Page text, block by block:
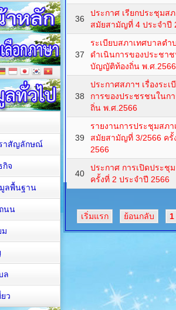
36
ประกาศ เรียกประชุมส
สมัยสามัญที่ 4 ประจำปี
37
ระเบียบสภาเทศบาลต
ดำเนินการของประชา
บัญญัติท้องถิ่น พ.ศ.2566
38
ประกาศสภาฯ เรื่องระ
การของประชรชนในก
ถิ่น พ.ศ.2566
39
รายงานการประชุมสภ
สมัยสามัญที่ 3/2566 ครั้
2566
40
ประกาศ การเปิดประ
ครั้งที่ 2 ประจำปี 2566
เริ่มแรก ย้อนกลับ 1
าสัญลักษณ์
จ
ลพื้นฐาน
นน
ม
ล
ว